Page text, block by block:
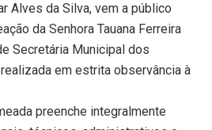
Alves da Silva, vem a público
da Senhora Tauana Ferreira
Secretária Municipal dos
em estrita observância à
preenche integralmente